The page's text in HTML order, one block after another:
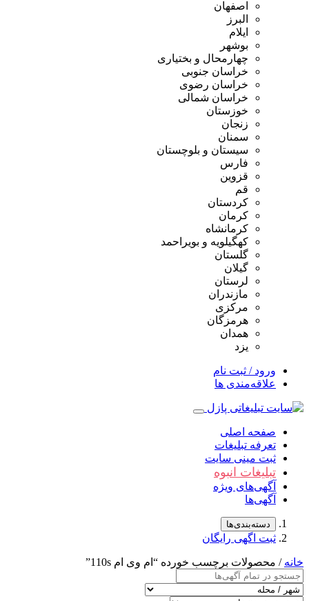
اصفهان
البرز
ایلام
بوشهر
چهارمحال و بختیاری
خراسان جنوبی
خراسان رضوی
خراسان شمالی
خوزستان
زنجان
سمنان
سیستان و بلوچستان
فارس
قزوین
قم
کردستان
کرمان
کرمانشاه
کهگیلویه و بویراحمد
گلستان
گیلان
لرستان
مازندران
مرکزی
هرمزگان
همدان
یزد
ورود / ثبت نام
علاقه‌مندی ها
صفحه اصلی
تعرفه تبلیغات
ثبت مینی سایت
تبلیغات انبوه
آگهی‌های ویژه
آگهی‌ها
دسته‌بندی‌ها
ثبت اگهی رایگان
خانه / محصولات برچسب خورده “ام وی ام 110s”